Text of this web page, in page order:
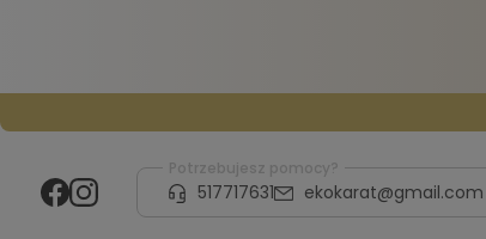
Potrzebujesz pomocy?
517717631 ekokarat@gmail.com